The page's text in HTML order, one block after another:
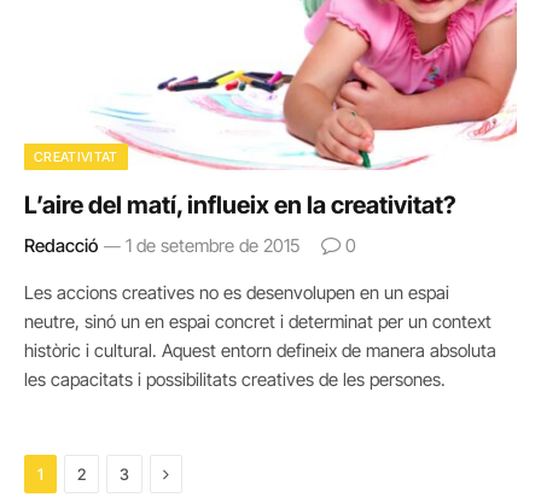
CREATIVITAT
L’aire del matí, influeix en la creativitat?
Redacció 1 de setembre de 2015 0
Les accions creatives no es desenvolupen en un espai
neutre, sinó un en espai concret i determinat per un context
històric i cultural. Aquest entorn defineix de manera absoluta
les capacitats i possibilitats creatives de les persones.
1 2 3 Next